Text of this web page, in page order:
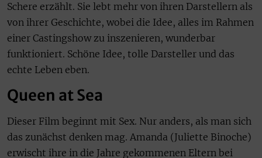
Schere erzählt. Sie lebt mehr von ihren Darstellern als
von ihrer Geschichte, wobei die Idee, alles im Rahmen
einer Castingshow zu inszenieren, wunderbar
funktioniert. Schöne Idee, tolle Darsteller und das
echte Leben eben.
Queen at Sea
Dieser Film beginnt mit Sex. Nur anders, als man sich
das zunächst denken mag. Amanda (Juliette Binoche)
erwischt ihre in die Jahre gekommenen Eltern bei